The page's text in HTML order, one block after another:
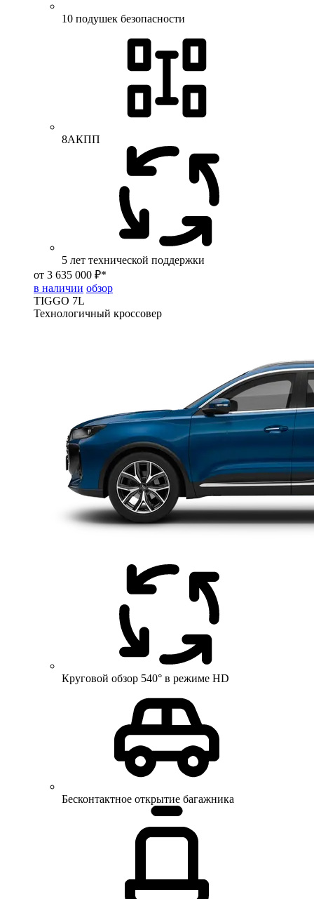
10 подушек безопасности
8АКПП
5 лет технической поддержки
от 3 635 000 ₽*
в наличии обзор
TIGGO 7L
Технологичный кроссовер
Круговой обзор 540° в режиме HD
Бесконтактное открытие багажника